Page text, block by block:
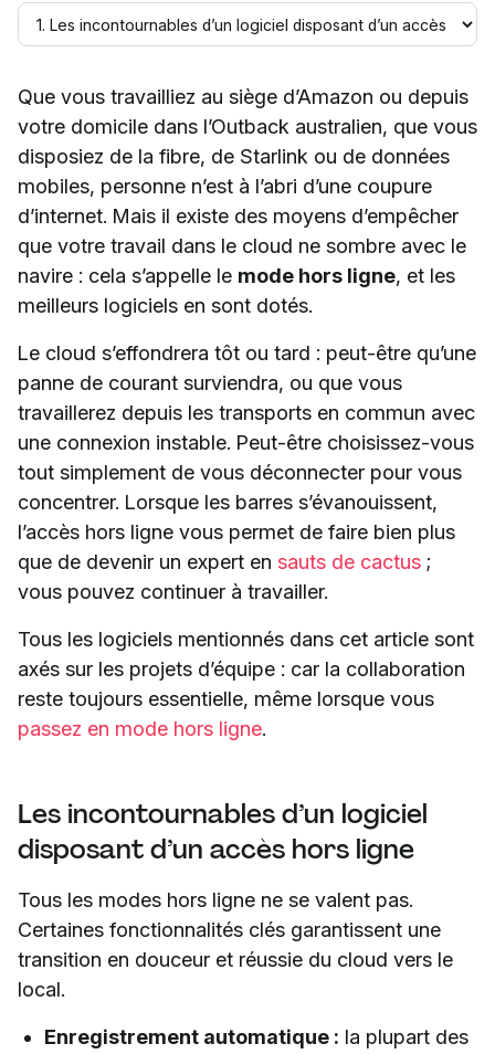
Que vous travailliez au siège d’Amazon ou depuis
votre domicile dans l’Outback australien, que vous
disposiez de la fibre, de Starlink ou de données
mobiles, personne n’est à l’abri d’une coupure
d’internet. Mais il existe des moyens d’empêcher
que votre travail dans le cloud ne sombre avec le
navire : cela s’appelle le mode hors ligne, et les
meilleurs logiciels en sont dotés.
Le cloud s’effondrera tôt ou tard : peut-être qu’une
panne de courant surviendra, ou que vous
travaillerez depuis les transports en commun avec
une connexion instable. Peut-être choisissez-vous
tout simplement de vous déconnecter pour vous
concentrer. Lorsque les barres s’évanouissent,
l’accès hors ligne vous permet de faire bien plus
que de devenir un expert en sauts de cactus ;
vous pouvez continuer à travailler.
Tous les logiciels mentionnés dans cet article sont
axés sur les projets d’équipe : car la collaboration
reste toujours essentielle, même lorsque vous
passez en mode hors ligne.
Les incontournables d’un logiciel
disposant d’un accès hors ligne
Tous les modes hors ligne ne se valent pas.
Certaines fonctionnalités clés garantissent une
transition en douceur et réussie du cloud vers le
local.
Enregistrement automatique : la plupart des